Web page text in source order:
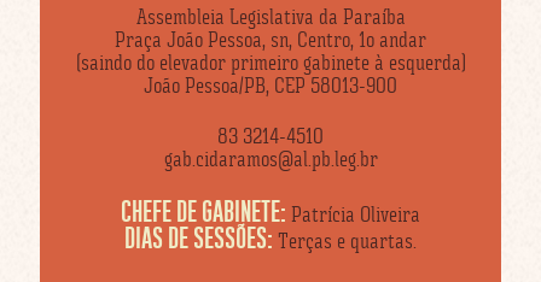
Assembleia Legislativa da Paraíba
Praça João Pessoa, sn, Centro, 1o andar
(saindo do elevador primeiro gabinete à esquerda)
João Pessoa/PB, CEP 58013-900
83 3214-4510
gab.cidaramos@al.pb.leg.br
CHEFE DE GABINETE: Patrícia Oliveira
DIAS DE SESSÕES: Terças e quartas.